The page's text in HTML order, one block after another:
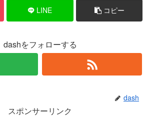
LINE コピー
dashをフォローする
dash
スポンサーリンク